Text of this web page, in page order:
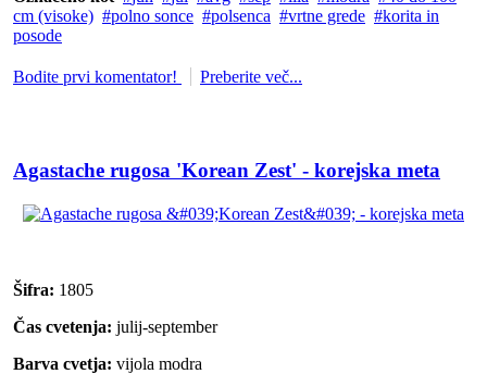
cm (visoke)
polno sonce polsenca vrtne grede
korita in
posode
Bodite prvi komentator! Preberite več...
Agastache rugosa 'Korean Zest' - korejska meta
Šifra: 1805
Čas cvetenja: julij-september
Barva cvetja: vijola modra